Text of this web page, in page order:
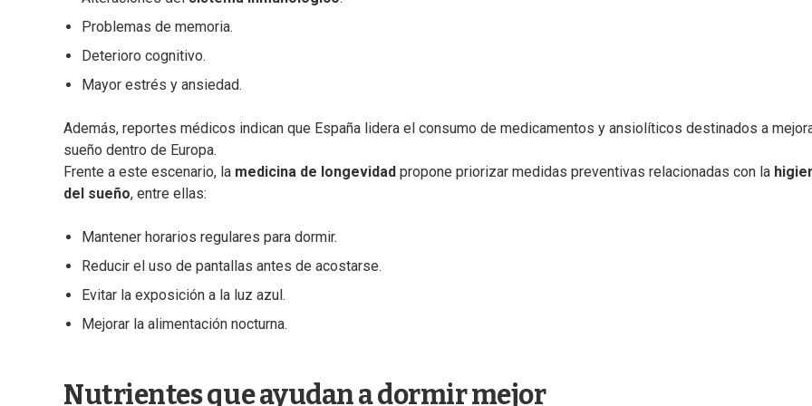
Problemas de memoria.
Deterioro cognitivo.
Mayor estrés y ansiedad.
Además, reportes médicos indican que España lidera el consumo de medicamentos y ansiolíticos destinados a
sueño dentro de Europa.
Frente a este escenario, la medicina de longevidad propone priorizar medidas preventivas relacionadas con la
del sueño, entre ellas:
Mantener horarios regulares para dormir.
Reducir el uso de pantallas antes de acostarse.
Evitar la exposición a la luz azul.
Mejorar la alimentación nocturna.
Nutrientes que ayudan a dormir mejor